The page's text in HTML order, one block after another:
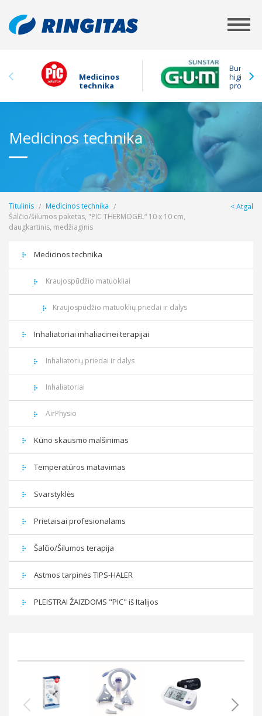
Medicinos
technika
Burnos
higienos
Medicinos technika
Atgal
Titulinis
Medicinos technika
Šalčio/šilumos paketas, "PIC THERMOGEL“ 10 x 10 cm,
daugkartinis, medžiaginis
Medicinos technika
Kraujospūdžio matuokliai
Kraujospūdžio matuoklių priedai ir dalys
Inhaliatoriai inhaliacinei terapijai
Inhaliatorių priedai ir dalys
Inhaliatoriai
AirPhysio
Kūno skausmo malšinimas
Temperatūros matavimas
Svarstyklės
Prietaisai profesionalams
Šalčio/Šilumos terapija
Astmos tarpinės TIPS-HALER
PLEISTRAI ŽAIZDOMS "PIC" iš Italijos